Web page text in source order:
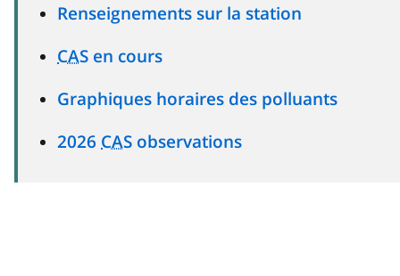
Renseignements sur la station
CAS en cours
Graphiques horaires des polluants
2026 CAS observations